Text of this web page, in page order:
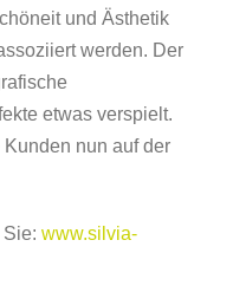
und Ästhetik
werden. Der
etwas verspielt.
nun auf der
www.silvia-